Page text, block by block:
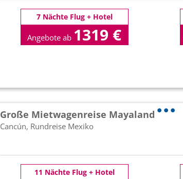
7 Nächte Flug + Hotel
Angebote ab 1319 €
Große Mietwagenreise Mayaland
Cancún, Rundreise Mexiko
11 Nächte Flug + Hotel